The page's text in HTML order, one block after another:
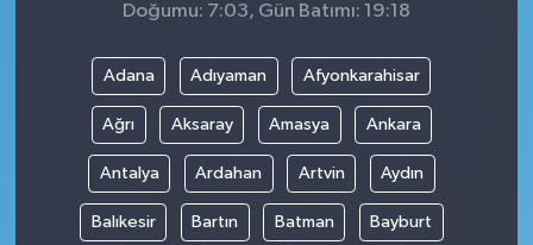
Doğumu: 7:03, Gün Batımı: 19:18
Adana Adıyaman Afyonkarahisar
Ağrı Aksaray Amasya Ankara
Antalya Ardahan Artvin Aydın
Balıkesir Bartın Batman Bayburt